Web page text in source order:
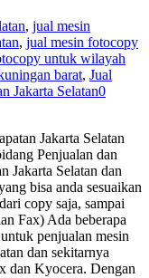
, jual mesin
, jual mesin fotocopy
untuk wilayah
barat, Jual
Jakarta Selatan0
Jakarta Selatan
Penjualan dan
Jakarta Selatan dan
bisa anda sesuaikan
copy saja, sampai
Fax) Ada beberapa
penjualan mesin
dan sekitarnya
dan Kyocera. Dengan